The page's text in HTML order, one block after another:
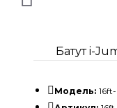
Батут i-
Модель: